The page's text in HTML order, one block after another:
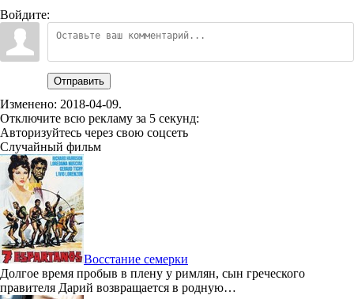
Войдите:
Отправить
Изменено: 2018-04-09.
Отключите всю рекламу за 5 секунд:
Авторизуйтесь через свою соцсеть
Случайный фильм
Восстание семерки
Долгое время пробыв в плену у римлян, сын греческого
правителя Дарий возвращается в родную…